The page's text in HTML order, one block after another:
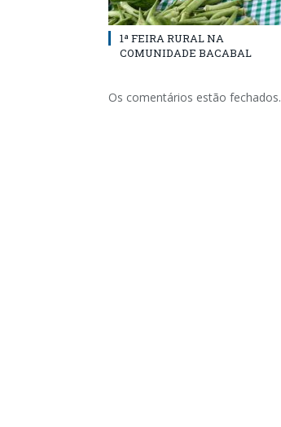
1ª FEIRA RURAL NA
COMUNIDADE BACABAL
Os comentários estão fechados.